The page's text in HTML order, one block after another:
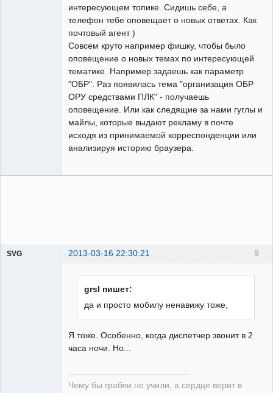
интересующем топике. Сидишь себе, а
телефон тебе оповещает о новых ответах. Как
почтовый агент )
Совсем круто например фишку, чтобы было
оповещение о новых темах по интересующей
тематике. Например задаешь как параметр
"ОБР". Раз появилась тема "организация ОБР
ОРУ средствами ПЛК" - получаешь
оповещение. Или как следящие за нами гуглы и
майлы, которые выдают рекламу в почте
исходя из принимаемой корреспонденции или
анализируя историю браузера.
9
SVG 2013-03-16 22:30:21
grsl пишет:
да и просто мобилу ненавижу тоже,
Я тоже. Особенно, когда диспетчер звонит в 2
часа ночи. Но...
Чему бы грабли не учили, а сердце верит в